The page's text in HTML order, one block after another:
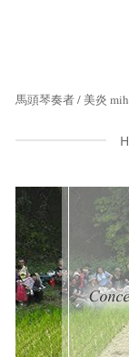
馬頭琴奏者 / 美炎